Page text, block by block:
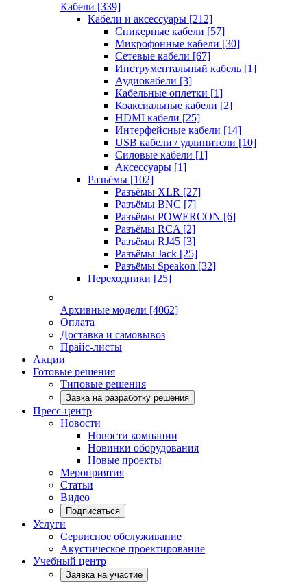
Кабели [339]
Кабели и аксессуары [212]
Спикерные кабели [57]
Микрофонные кабели [30]
Сетевые кабели [67]
Инструментальный кабель [1]
Аудиокабели [3]
Кабельные оплетки [1]
Коаксиальные кабели [2]
HDMI кабели [25]
Интерфейсные кабели [14]
USB кабели / удлинители [10]
Силовые кабели [1]
Аксессуары [1]
Разъёмы [102]
Разъёмы XLR [27]
Разъёмы BNC [7]
Разъёмы POWERCON [6]
Разъёмы RCA [2]
Разъёмы RJ45 [3]
Разъёмы Jack [25]
Разъёмы Speakon [32]
Переходники [25]
Архивные модели [4062]
Оплата
Доставка и самовывоз
Прайс-листы
Акции
Готовые решения
Типовые решения
Завка на разработку решения
Пресс-центр
Новости
Новости компании
Новинки оборудования
Новые проекты
Мероприятия
Статьи
Видео
Подписаться
Услуги
Сервисное обслуживание
Акустическое проектирование
Учебный центр
Заявка на участие